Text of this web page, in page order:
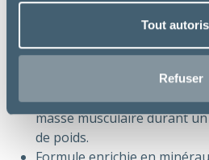
Tout
Refuser
Bénéfices
volume du bol alimentaire
diminuant la consommation
Un apport adapté en
masse musculaire durant
de poids.